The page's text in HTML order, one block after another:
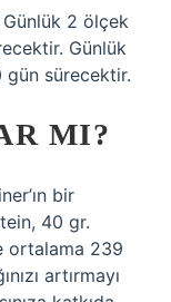
2 ölçek
Günlük
gün sürecektir.
MI?
bir
40 gr.
ortalama 239
artırmayı